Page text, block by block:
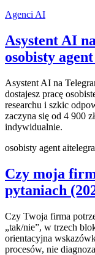
Agenci AI
Asystent AI
osobisty
Asystent AI na
dostajesz pracę
researchu i szkic
zaczyna się od 4 900
indywidualnie.
osobisty agent ai
Czy moja
pytaniach
Czy Twoja firma
„tak/nie”, w trzech
orientacyjna
procesów, nie